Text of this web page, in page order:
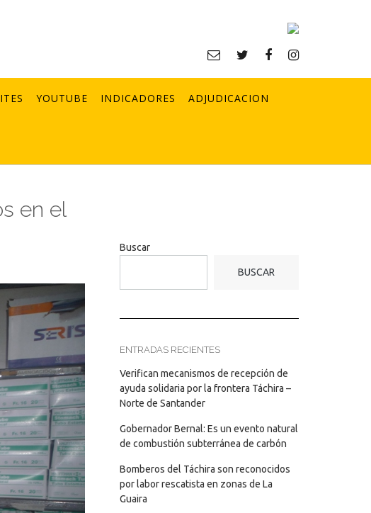
YOUTUBE INDICADORES ADJUDICACION
en el
Buscar
BUSCAR
ENTRADAS RECIENTES
Verifican mecanismos de recepción de
ayuda solidaria por la frontera Táchira –
Norte de Santander
Gobernador Bernal: Es un evento natural
de combustión subterránea de carbón
Bomberos del Táchira son reconocidos
por labor rescatista en zonas de La
Guaira